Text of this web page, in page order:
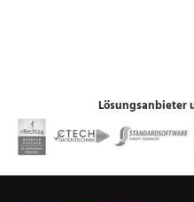
Lösungsanbieter